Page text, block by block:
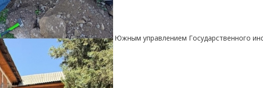
Южным управлением Государственного